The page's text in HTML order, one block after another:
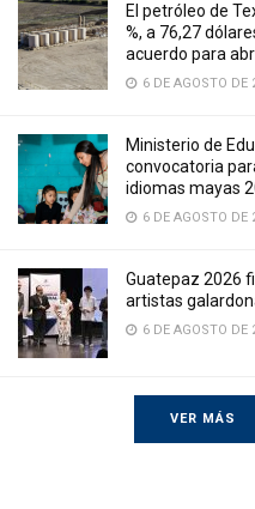
El petróleo de
%, a 76,27
acuerdo para
6 DE AGOSTO DE
Ministerio de
convocatoria
idiomas mayas
6 DE AGOSTO DE
Guatepaz 2026
artistas
6 DE AGOSTO DE
VER MÁS